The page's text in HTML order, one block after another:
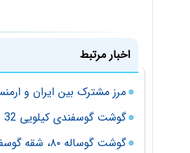
اخبار مرتبط
مرز مشترک بین ایران و
گوشت گوسفندی کیلویی 32 هزار تومان شد
گوشت گوساله ۸۰، شقه گوسفندی ۹۰ هزار تومان